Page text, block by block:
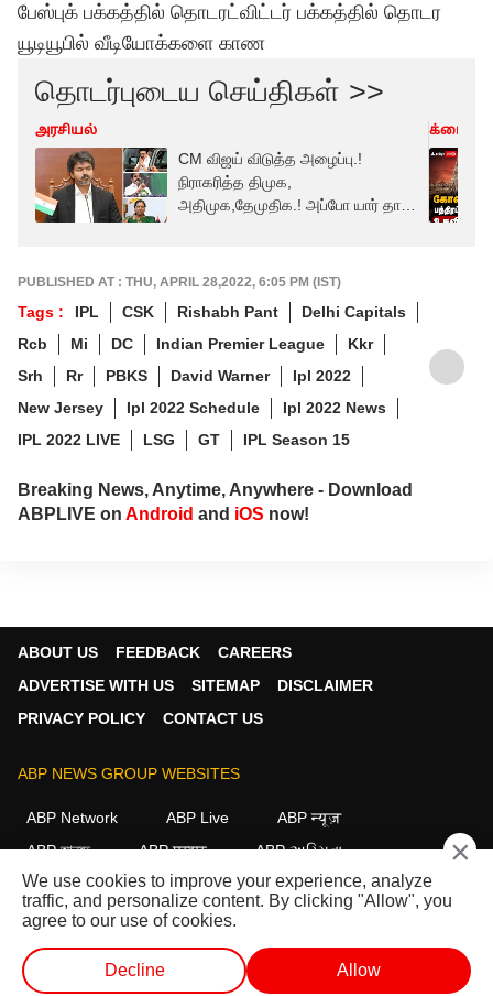
பேஸ்புக் பக்கத்தில் தொடரட்விட்டர் பக்கத்தில் தொடர
யூடியூபில் வீடியோக்களை காண
தொடர்புடைய செய்திகள் >>
அரசியல்
CM விஜய் விடுத்த அழைப்பு.!
நிராகரித்த திமுக,
அதிமுக,தேமுதிக.! அப்போ யார் தான்
க்ரைம்
PUBLISHED AT : THU, APRIL 28,2022, 6:05 PM (IST)
Tags : IPL CSK Rishabh Pant
Delhi Capitals
Rcb
Mi DC Indian Premier League
Kkr
Srh
Rr PBKS David Warner
Ipl 2022
New Jersey
Ipl 2022 Schedule
Ipl 2022 News
IPL 2022 LIVE
LSG GT IPL Season 15
Breaking News, Anytime, Anywhere - Download
ABPLIVE on Android and iOS now!
ABOUT US FEEDBACK
CAREERS
ADVERTISE WITH US
SITEMAP
DISCLAIMER
PRIVACY POLICY
CONTACT US
ABP NEWS GROUP WEBSITES
ABP Network ABP Live
ABP न्यूज़
ABP আনন্দ
ABP माझा
ABP અસ્મિતા
ABP Ganga
ABP ਸਾਂਝਾ ABP நாடு ABP దేశం
FOLLOW US
×
We use cookies to improve your experience, analyze
traffic, and personalize content. By clicking "Allow", you
agree to our use of cookies.
Decline Allow